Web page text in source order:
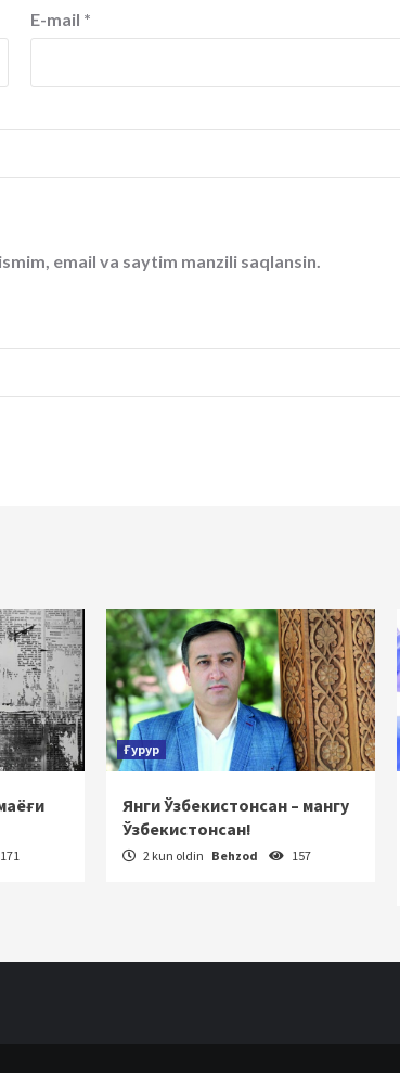
E-mail *
email va saytim manzili saqlansin.
171
Ғурур
Янги Ўзбекистонсан – мангу
Ўзбекистонсан!
2 kun oldin Behzod 157